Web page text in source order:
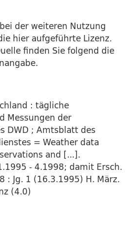
der weiteren Nutzung
hier aufgeführte Lizenz.
finden Sie folgend die
: tägliche
Messungen der
DWD ; Amtsblatt des
= Weather data
and [...].
- 4.1998; damit Ersch.
: Jg. 1 (16.3.1995) H. März.
(4.0)